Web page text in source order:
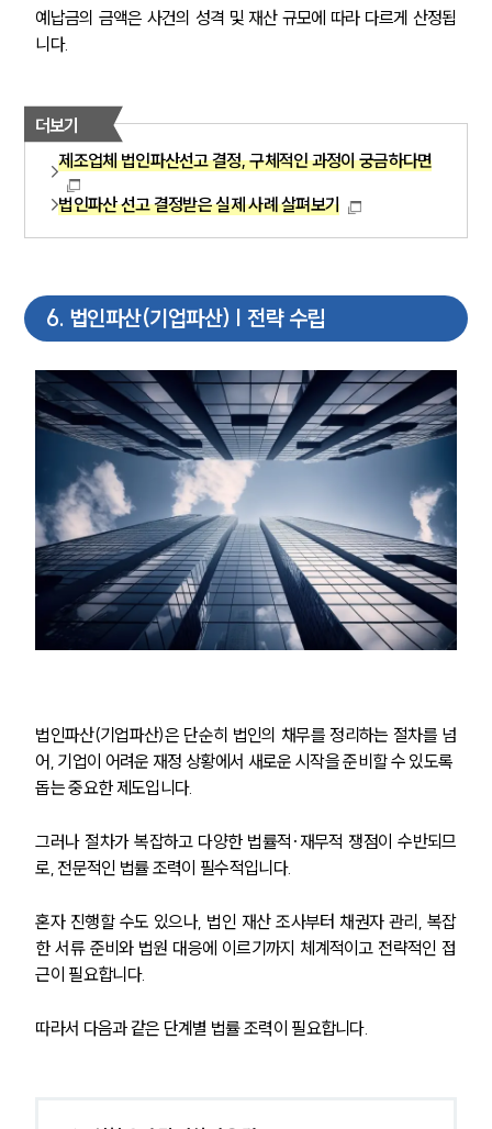
예납금의 금액은 사건의 성격 및 재산 규모에 따라 다르게 산정됩
니다.
더보기
제조업체 법인파산선고 결정, 구체적인 과정이 궁금하다면
법인파산 선고 결정받은 실제 사례 살펴보기
6. 법인파산(기업파산) | 전략 수립
법인파산(기업파산)은 단순히 법인의 채무를 정리하는 절차를 넘
어, 기업이 어려운 재정 상황에서 새로운 시작을 준비할 수 있도록
돕는 중요한 제도입니다.
그러나 절차가 복잡하고 다양한 법률적·재무적 쟁점이 수반되므
로, 전문적인 법률 조력이 필수적입니다.
혼자 진행할 수도 있으나, 법인 재산 조사부터 채권자 관리, 복잡
한 서류 준비와 법원 대응에 이르기까지 체계적이고 전략적인 접
근이 필요합니다.
따라서 다음과 같은 단계별 법률 조력이 필요합니다.